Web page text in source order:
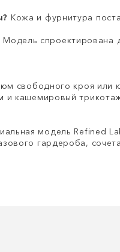
Кожа и фурнитура
Модель спроектирована
свободного кроя или
и кашемировый
модель Refined
гардероба,